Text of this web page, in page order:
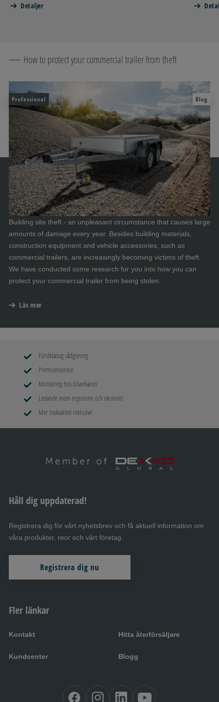
Detaljer
How to protect your commercial trailer from theft
Professional Blog
Building site theft - an unpleasant circumstance that causes large
amounts of damage every year. Besides building materials,
construction equipment and vehicle accessories, such as
commercial trailers, are increasingly becoming victims of theft.
We have conducted some research for you into how you can
protect your commercial trailer from being stolen.
Läs mer
Förstklassig rådgivning
Premiumservice
Montering hos tillverkaren
Ledande inom ergonomi och ekonomi
Mer livskvalitet inklusive
Fler länkar
Kontakt Hitta återförsäljare
Kundcenter Blogg
Håll dig uppdaterad!
Registrera dig för vårt nyhetsbrev och få aktuell information om
våra produkter, reor och vårt företag.
Registrera dig nu